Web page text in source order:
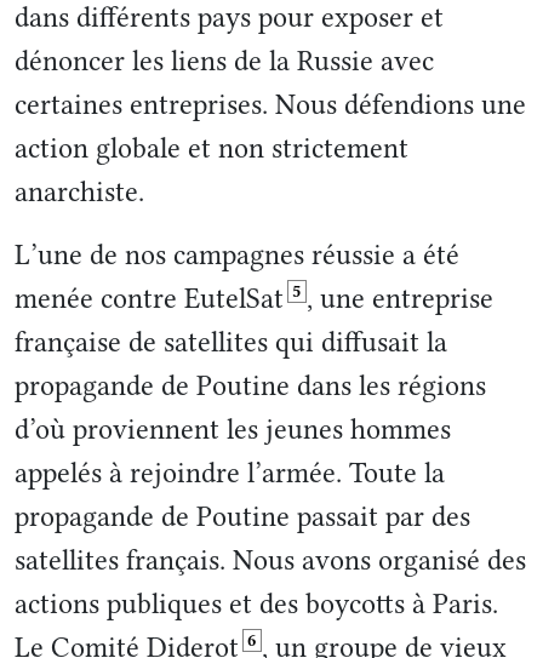
dans différents pays pour exposer et
dénoncer les liens de la Russie avec
certaines entreprises. Nous défendions une
action globale et non strictement
anarchiste.
L’une de nos campagnes réussie a été
menée contre EutelSat 5 , une entreprise
française de satellites qui diffusait la
propagande de Poutine dans les régions
d’où proviennent les jeunes hommes
appelés à rejoindre l’armée. Toute la
propagande de Poutine passait par des
satellites français. Nous avons organisé des
actions publiques et des boycotts à Paris.
Le Comité Diderot 6 , un groupe de vieux